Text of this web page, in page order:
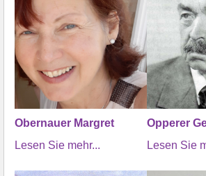
Obernauer Margret
Lesen Sie mehr...
Opperer
Lesen Sie